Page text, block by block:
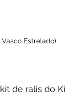
Estrelado)
de ralis do